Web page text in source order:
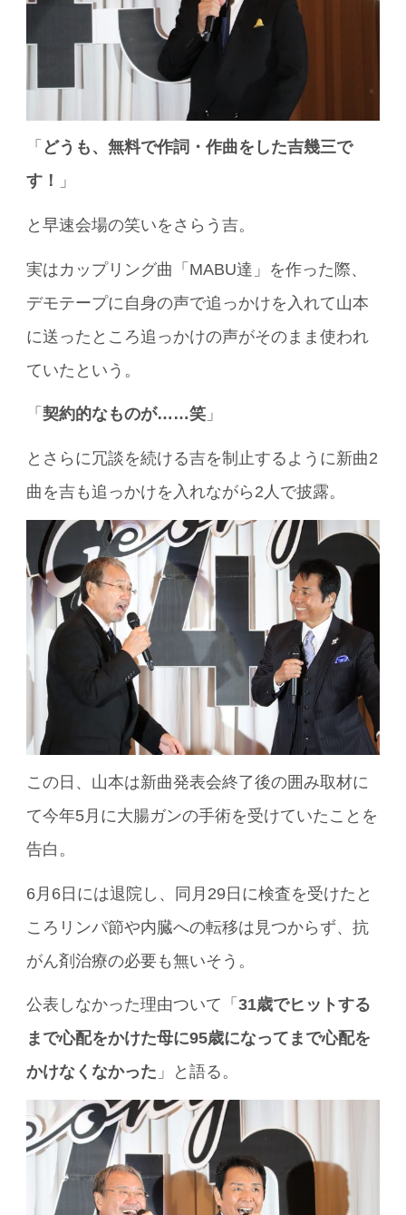
「 どうも、無料で作詞・作曲をした吉幾三で
す！
」
と早速会場の笑いをさらう吉。
実はカップリング曲「MABU達」を作った際、
デモテープに自身の声で追っかけを入れて山本
に送ったところ追っかけの声がそのまま使われ
ていたという。
「契約的なものが……笑 」
とさらに冗談を続ける吉を制止するように新曲2
曲を吉も追っかけを入れながら2人で披露。
この日、山本は新曲発表会終了後の囲み取材に
て今年5月に大腸ガンの手術を受けていたことを
告白。
6月6日には退院し、同月29日に検査を受けたと
ころリンパ節や内臓への転移は見つからず、抗
がん剤治療の必要も無いそう。
公表しなかった理由ついて「31歳でヒットする
まで心配をかけた母に95歳になってまで心配を
かけなくなかった 」と語る。